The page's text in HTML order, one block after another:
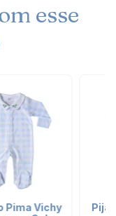
esse
Pima Vichy